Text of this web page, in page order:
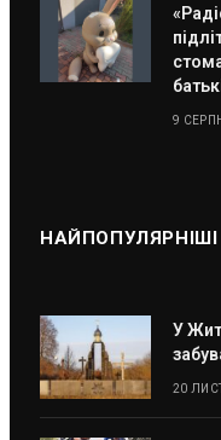
9
НАЙПОПУЛЯРНІШІ
У
20